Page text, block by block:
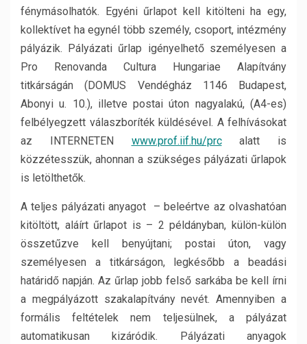
fénymásolhatók. Egyéni űrlapot kell kitölteni ha egy,
kollektívet ha egynél több személy, csoport, intézmény
pályázik. Pályázati űrlap igényelhető személyesen a
Pro Renovanda Cultura Hungariae Alapítvány
titkárságán (DOMUS Vendégház 1146 Budapest,
Abonyi u. 10.), illetve postai úton nagyalakú, (A4-es)
felbélyegzett válaszboríték küldésével. A felhívásokat
az INTERNETEN www.prof.iif.hu/prcalatt is
közzétesszük, ahonnan a szükséges pályázati űrlapok
is letölthetők.
A teljes pályázati anyagot – beleértve az olvashatóan
kitöltött, aláírt űrlapot is – 2 példányban, külön-külön
összetűzve kell benyújtani; postai úton, vagy
személyesen a titkárságon, legkésőbb a beadási
határidő napján. Az űrlap jobb felső sarkába be kell írni
a megpályázott szakalapítvány nevét. Amennyiben a
formális feltételek nem teljesülnek, a pályázat
automatikusan kizáródik. Pályázati anyagok